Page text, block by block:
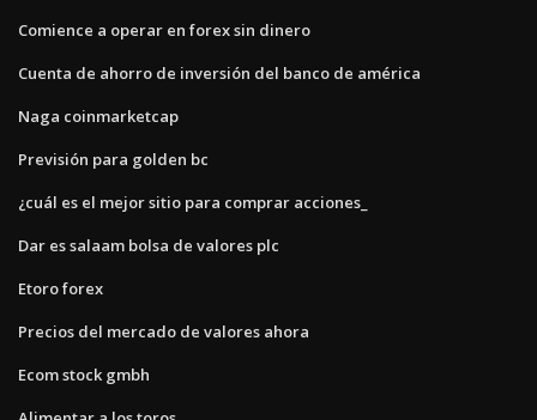
Comience a operar en forex sin dinero
Cuenta de ahorro de inversión del banco de américa
Naga coinmarketcap
Previsión para golden bc
¿cuál es el mejor sitio para comprar acciones_
Dar es salaam bolsa de valores plc
Etoro forex
Precios del mercado de valores ahora
Ecom stock gmbh